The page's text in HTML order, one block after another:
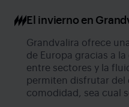
El invierno en
Grandvalira ofrece
de Europa gracias a
entre sectores y la
permiten disfrutar del
comodidad, sea cual